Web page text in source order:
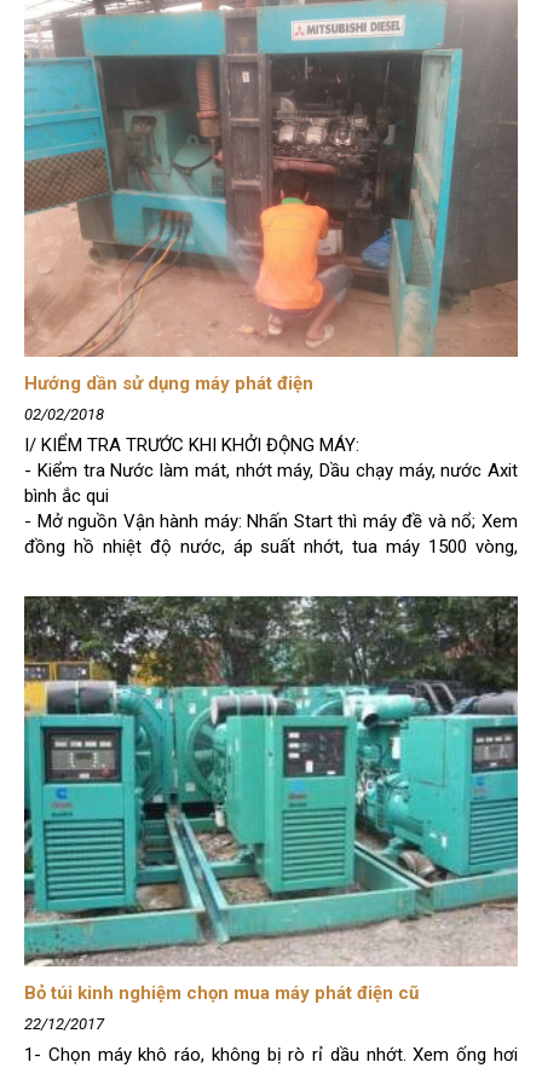
Các thành phần chính của một máy phát
Hướng dần sử dụng máy phát điện
02/02/2018
I/ KIỂM TRA TRƯỚC KHI KHỞI ĐỘNG MÁY:
- Kiểm tra Nước làm mát, nhớt máy, Dầu chạy máy, nước Axit
bình ắc qui
- Mở nguồn Vận hành máy: Nhấn Start thì máy đề và nổ; Xem
đồng hồ nhiệt độ nước, áp suất nhớt, tua máy 1500 vòng,
Bỏ túi kinh nghiệm chọn mua máy phát điện cũ
22/12/2017
1- Chọn máy khô ráo, không bị rò rỉ dầu nhớt. Xem ống hơi